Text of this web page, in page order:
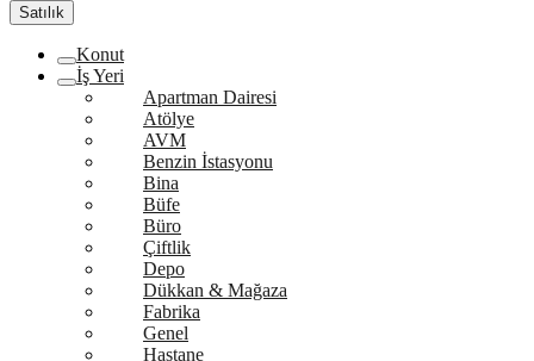
Satılık
Konut
İş Yeri
Apartman Dairesi
Atölye
AVM
Benzin İstasyonu
Bina
Büfe
Büro
Çiftlik
Depo
Dükkan & Mağaza
Fabrika
Genel
Hastane